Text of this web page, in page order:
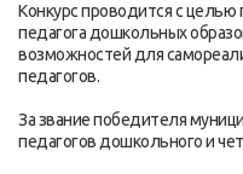
Конкурс проводится с
педагога дошкольных
возможностей для
педагогов.
За звание победителя
педагогов дошкольного и